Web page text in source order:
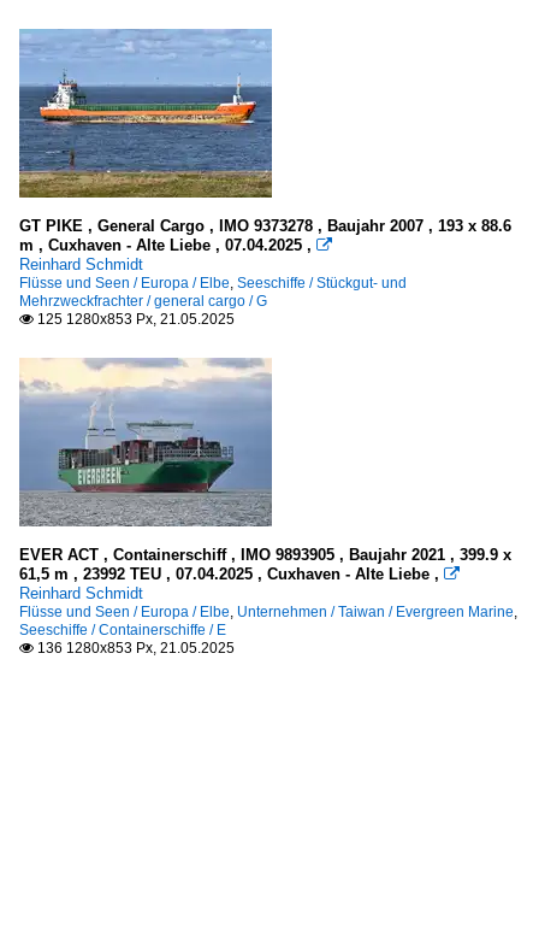
GT PIKE , General Cargo , IMO 9373278 , Baujahr 2007 , 193 x 88.6
m , Cuxhaven - Alte Liebe , 07.04.2025 , 
Reinhard Schmidt
Flüsse und Seen / Europa / Elbe, Seeschiffe / Stückgut- und
Mehrzweckfrachter / general cargo / G
 125 1280x853 Px, 21.05.2025
EVER ACT , Containerschiff , IMO 9893905 , Baujahr 2021 , 399.9 x
61,5 m , 23992 TEU , 07.04.2025 , Cuxhaven - Alte Liebe , 
Reinhard Schmidt
Flüsse und Seen / Europa / Elbe, Unternehmen / Taiwan / Evergreen Marine,
Seeschiffe / Containerschiffe / E
 136 1280x853 Px, 21.05.2025